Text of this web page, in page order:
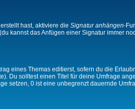
hast, aktiviere die Signatur anhängen-
kannst das Anfügen einer Signatur immer
eines Themas editierst, sofern du die
Du solltest einen Titel für deine Umfrage
setzen, 0 ist eine unbegrenzt dauernde